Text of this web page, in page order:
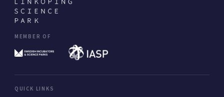
MEMBER OF
QUICK LINKS